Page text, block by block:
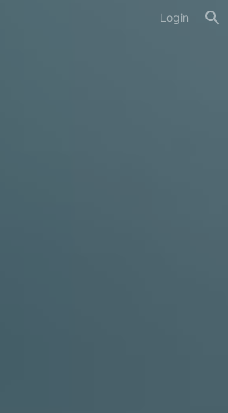
Login